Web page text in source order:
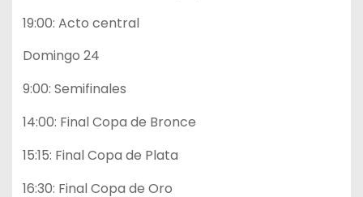
19:00: Acto central
Domingo 24
9:00: Semifinales
14:00: Final Copa de Bronce
15:15: Final Copa de Plata
16:30: Final Copa de Oro